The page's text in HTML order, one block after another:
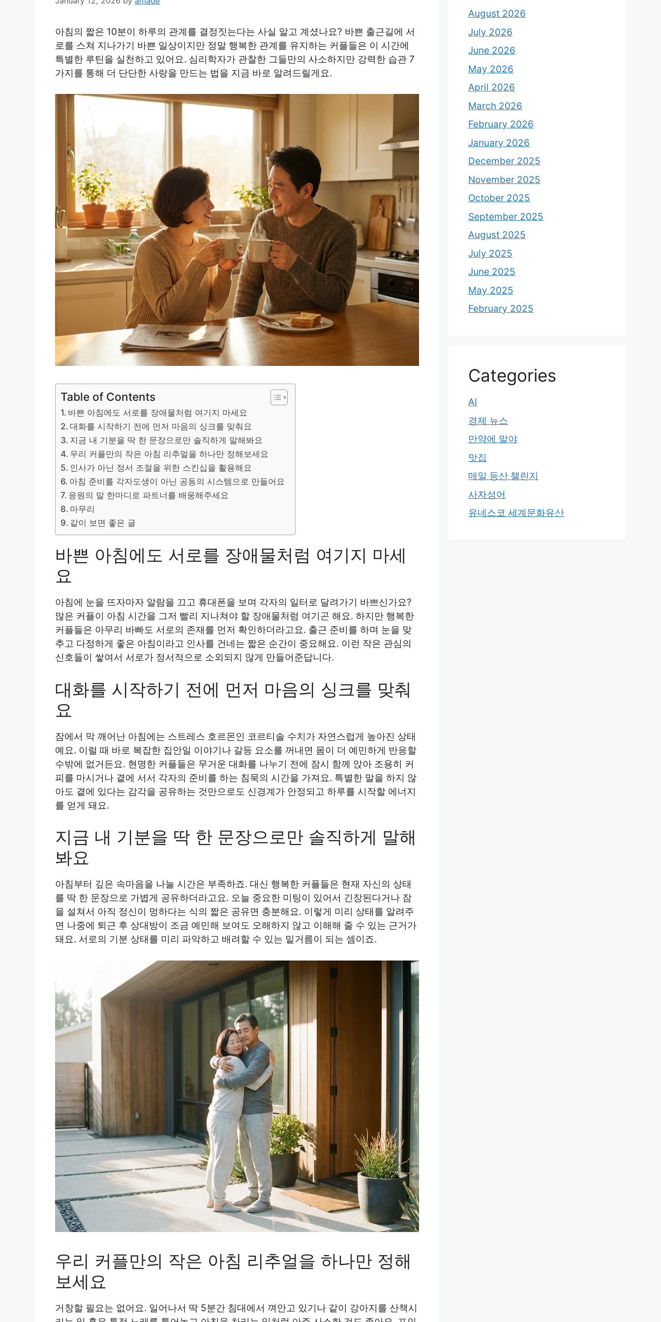
아침의 짧은 10분이 하루의 관계를 결정짓는다는 사실 알고 계셨나요? 바쁜 출근길에 서
로를 스쳐 지나가기 바쁜 일상이지만 정말 행복한 관계를 유지하는 커플들은 이 시간에
특별한 루틴을 실천하고 있어요. 심리학자가 관찰한 그들만의 사소하지만 강력한 습관 7
가지를 통해 더 단단한 사랑을 만드는 법을 지금 바로 알려드릴게요.
Table of Contents
바쁜 아침에도 서로를 장애물처럼 여기지 마세요
대화를 시작하기 전에 먼저 마음의 싱크를 맞춰요
지금 내 기분을 딱 한 문장으로만 솔직하게 말해봐요
우리 커플만의 작은 아침 리추얼을 하나만 정해보세요
인사가 아닌 정서 조절을 위한 스킨십을 활용해요
아침 준비를 각자도생이 아닌 공동의 시스템으로 만들어요
응원의 말 한마디로 파트너를 배웅해주세요
마무리
같이 보면 좋은 글
바쁜 아침에도 서로를 장애물처럼 여기지 마세
요
아침에 눈을 뜨자마자 알람을 끄고 휴대폰을 보며 각자의 일터로 달려가기 바쁘신가요?
많은 커플이 아침 시간을 그저 빨리 지나쳐야 할 장애물처럼 여기곤 해요. 하지만 행복한
커플들은 아무리 바빠도 서로의 존재를 먼저 확인하더라고요. 출근 준비를 하며 눈을 맞
추고 다정하게 좋은 아침이라고 인사를 건네는 짧은 순간이 중요해요. 이런 작은 관심의
신호들이 쌓여서 서로가 정서적으로 소외되지 않게 만들어준답니다.
대화를 시작하기 전에 먼저 마음의 싱크를 맞춰
요
잠에서 막 깨어난 아침에는 스트레스 호르몬인 코르티솔 수치가 자연스럽게 높아진 상태
예요. 이럴 때 바로 복잡한 집안일 이야기나 갈등 요소를 꺼내면 몸이 더 예민하게 반응할
수밖에 없거든요. 현명한 커플들은 무거운 대화를 나누기 전에 잠시 함께 앉아 조용히 커
피를 마시거나 곁에 서서 각자의 준비를 하는 침묵의 시간을 가져요. 특별한 말을 하지 않
아도 곁에 있다는 감각을 공유하는 것만으로도 신경계가 안정되고 하루를 시작할 에너지
를 얻게 돼요.
지금 내 기분을 딱 한 문장으로만 솔직하게 말해
봐요
아침부터 깊은 속마음을 나눌 시간은 부족하죠. 대신 행복한 커플들은 현재 자신의 상태
를 딱 한 문장으로 가볍게 공유하더라고요. 오늘 중요한 미팅이 있어서 긴장된다거나 잠
을 설쳐서 아직 정신이 멍하다는 식의 짧은 공유면 충분해요. 이렇게 미리 상태를 알려주
면 나중에 퇴근 후 상대방이 조금 예민해 보여도 오해하지 않고 이해해 줄 수 있는 근거가
돼요. 서로의 기분 상태를 미리 파악하고 배려할 수 있는 밑거름이 되는 셈이죠.
우리 커플만의 작은 아침 리추얼을 하나만 정해
보세요
거창할 필요는 없어요. 일어나서 딱 5분간 침대에서 껴안고 있기나 같이 강아지를 산책시
August 2026
July 2026
June 2026
May 2026
April 2026
March 2026
February 2026
January 2026
December 2025
November 2025
October 2025
September 2025
August 2025
July 2025
June 2025
May 2025
February 2025
Categories
AI
경제 뉴스
만약에 말야
맛집
매일 등산 챌린지
사자성어
유네스코 세계문화유산